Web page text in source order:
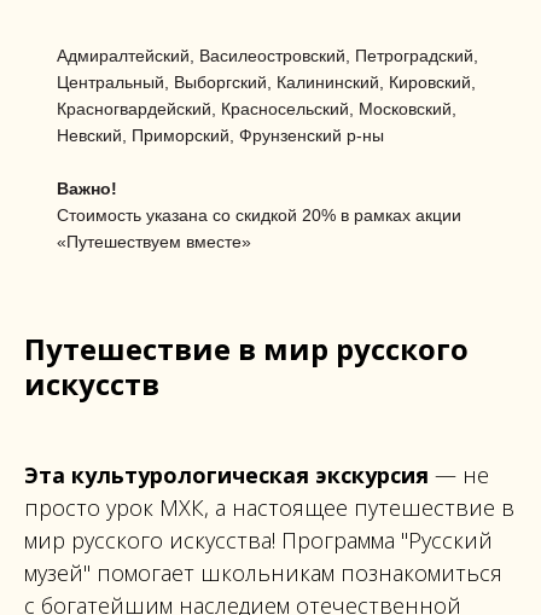
Адмиралтейский, Василеостровский, Петроградский,
Центральный, Выборгский, Калининский, Кировский,
Красногвардейский, Красносельский, Московский,
Невский, Приморский, Фрунзенский р-ны
Важно!
Стоимость указана со скидкой 20% в рамках акции
«Путешествуем вместе»
Путешествие в мир русского
искусств
Эта культурологическая экскурсия — не
просто урок МХК, а настоящее путешествие в
мир русского искусства! Программа "Русский
музей" помогает школьникам познакомиться
с богатейшим наследием отечественной